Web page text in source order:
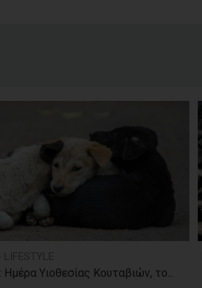
Υιοθεσίας Κουταβιών, το...